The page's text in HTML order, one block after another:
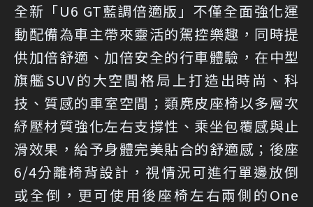
全新「U6 GT藍調倍適版」不僅全面強化運
動配備為車主帶來靈活的駕控樂趣，同時提
供加倍舒適、加倍安全的行車體驗，在中型
旗艦SUV的大空間格局上打造出時尚、科
技、質感的車室空間；類麂皮座椅以多層次
紓壓材質強化左右支撐性、乘坐包覆感與止
滑效果，給予身體完美貼合的舒適感；後座
6/4分離椅背設計，視情況可進行單邊放倒
或全倒，更可使用後座椅左右兩側的One